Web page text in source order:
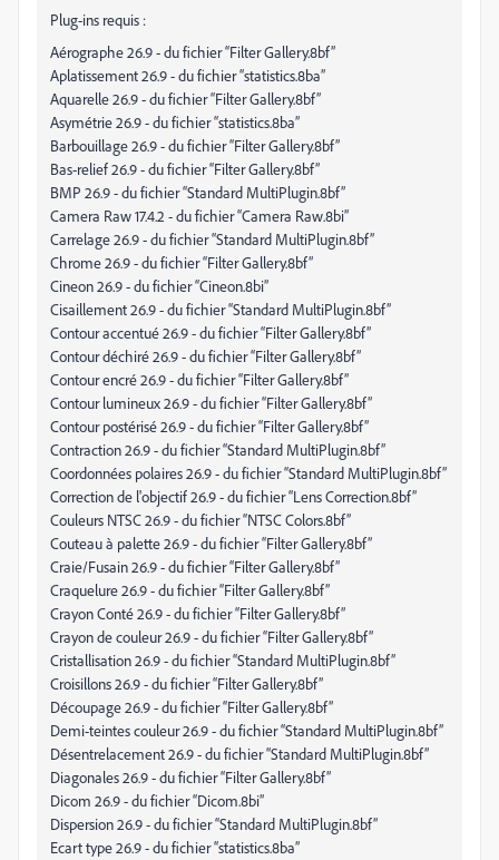
Plug-ins requis :
Aérographe 26.9 - du fichier “Filter Gallery.8bf”
Aplatissement 26.9 - du fichier “statistics.8ba”
Aquarelle 26.9 - du fichier “Filter Gallery.8bf”
Asymétrie 26.9 - du fichier “statistics.8ba”
Barbouillage 26.9 - du fichier “Filter Gallery.8bf”
Bas-relief 26.9 - du fichier “Filter Gallery.8bf”
BMP 26.9 - du fichier “Standard MultiPlugin.8bf”
Camera Raw 17.4.2 - du fichier “Camera Raw.8bi”
Carrelage 26.9 - du fichier “Standard MultiPlugin.8bf”
Chrome 26.9 - du fichier “Filter Gallery.8bf”
Cineon 26.9 - du fichier “Cineon.8bi”
Cisaillement 26.9 - du fichier “Standard MultiPlugin.8bf”
Contour accentué 26.9 - du fichier “Filter Gallery.8bf”
Contour déchiré 26.9 - du fichier “Filter Gallery.8bf”
Contour encré 26.9 - du fichier “Filter Gallery.8bf”
Contour lumineux 26.9 - du fichier “Filter Gallery.8bf”
Contour postérisé 26.9 - du fichier “Filter Gallery.8bf”
Contraction 26.9 - du fichier “Standard MultiPlugin.8bf”
Coordonnées polaires 26.9 - du fichier “Standard MultiPlugin.8bf”
Correction de l'objectif 26.9 - du fichier “Lens Correction.8bf”
Couleurs NTSC 26.9 - du fichier “NTSC Colors.8bf”
Couteau à palette 26.9 - du fichier “Filter Gallery.8bf”
Craie/Fusain 26.9 - du fichier “Filter Gallery.8bf”
Craquelure 26.9 - du fichier “Filter Gallery.8bf”
Crayon Conté 26.9 - du fichier “Filter Gallery.8bf”
Crayon de couleur 26.9 - du fichier “Filter Gallery.8bf”
Cristallisation 26.9 - du fichier “Standard MultiPlugin.8bf”
Croisillons 26.9 - du fichier “Filter Gallery.8bf”
Découpage 26.9 - du fichier “Filter Gallery.8bf”
Demi-teintes couleur 26.9 - du fichier “Standard MultiPlugin.8bf”
Désentrelacement 26.9 - du fichier “Standard MultiPlugin.8bf”
Diagonales 26.9 - du fichier “Filter Gallery.8bf”
Dicom 26.9 - du fichier “Dicom.8bi”
Dispersion 26.9 - du fichier “Standard MultiPlugin.8bf”
Ecart type 26.9 - du fichier “statistics.8ba”